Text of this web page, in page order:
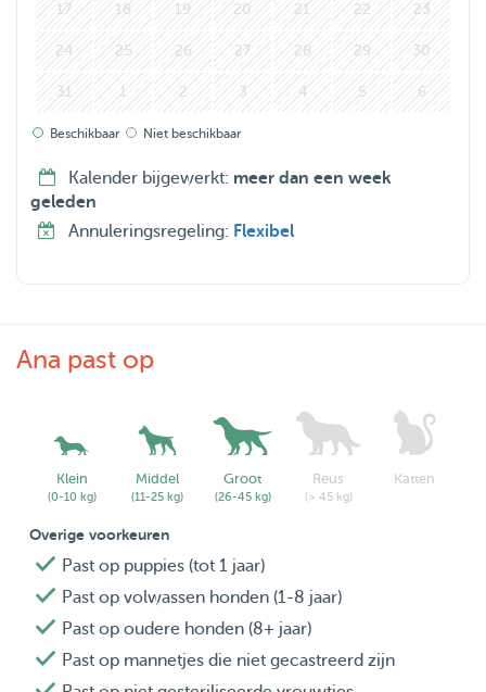
17 18 19 20 21 22 23
24 25 26 27 28 29 30
31 1 2 3 4 5 6
Beschikbaar Niet beschikbaar
Kalender bijgewerkt: meer dan een week
geleden
Annuleringsregeling: Flexibel
Ana past op
Klein
(0-10 kg)
Middel
(11-25 kg)
Groot
(26-45 kg)
Reus
(> 45 kg)
Katten
Overige voorkeuren
Past op puppies (tot 1 jaar)
Past op volwassen honden (1-8 jaar)
Past op oudere honden (8+ jaar)
Past op mannetjes die niet gecastreerd zijn